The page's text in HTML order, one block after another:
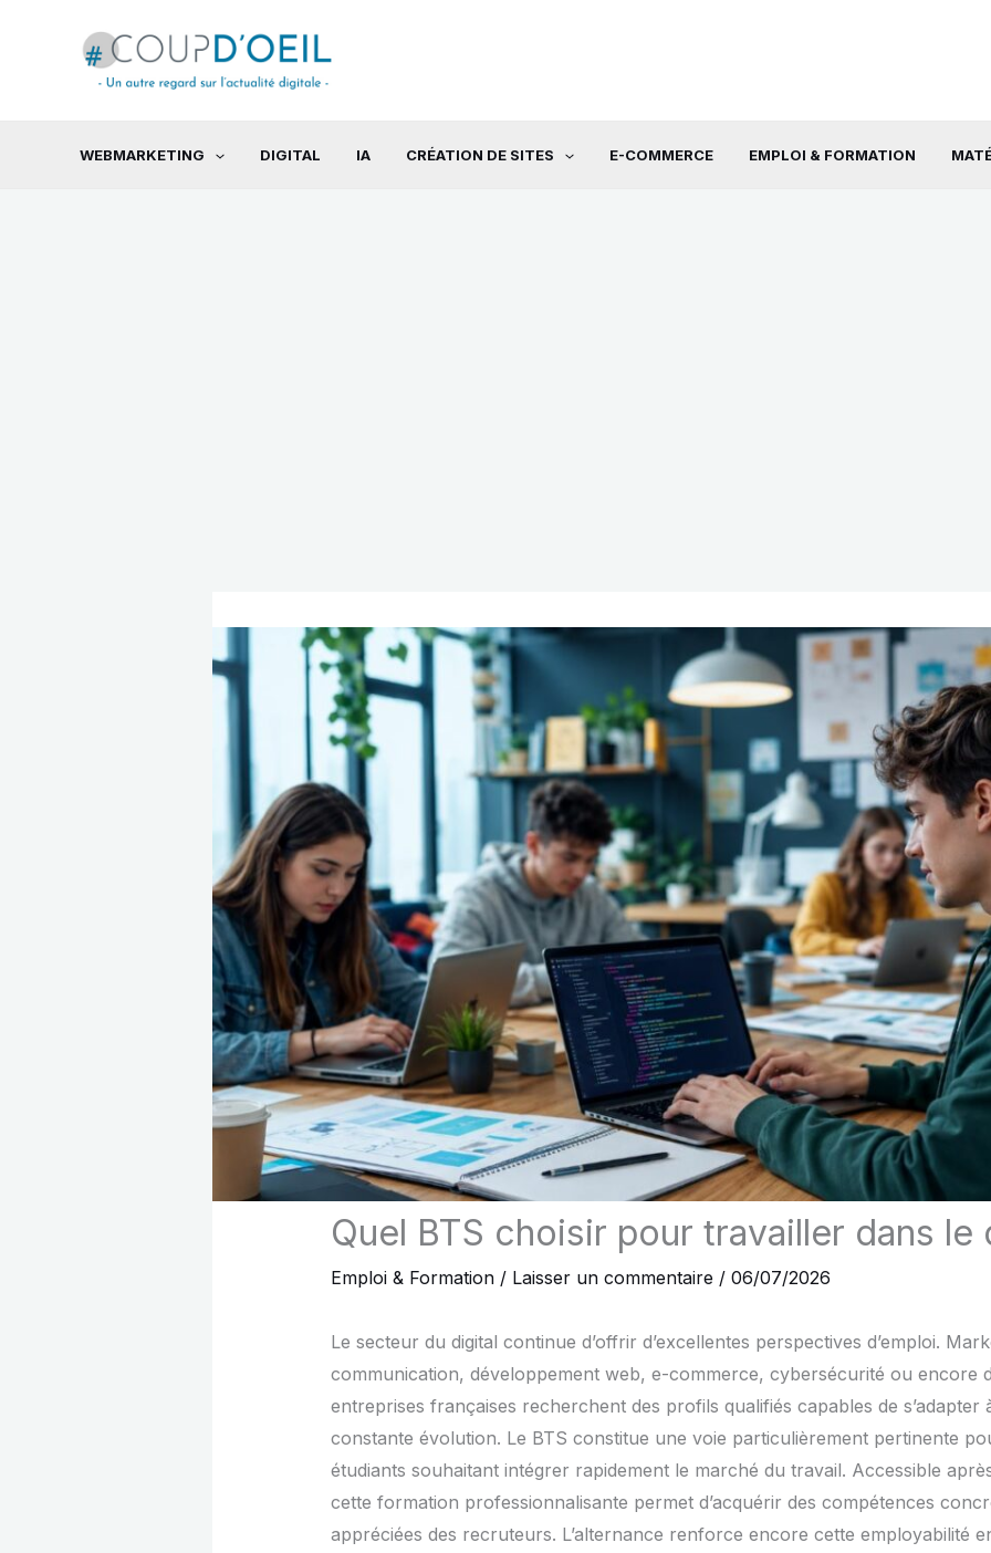
WEBMARKETING DIGITAL IA CRÉATION DE SITES E-COMMERCE EMPLOI & FORMATION
Quel BTS choisir pour travailler dans le
Emploi & Formation/ Laisser un commentaire / 06/07/2026
Le secteur du digital continue d’offrir d’excellentes perspectives d’emploi.
communication, développement web, e-commerce, cybersécurité ou encore
entreprises françaises recherchent des profils qualifiés capables de s’adapter
constante évolution. Le BTS constitue une voie particulièrement pertinente
étudiants souhaitant intégrer rapidement le marché du travail. Accessible
cette formation professionnalisante permet d’acquérir des compétences
appréciées des recruteurs. L’alternance renforce encore cette employabilité